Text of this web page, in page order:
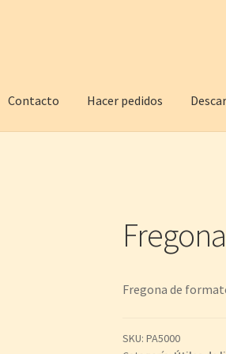
Contacto Hacer pedidos
Fregona
Fregona de
SKU: PA5000